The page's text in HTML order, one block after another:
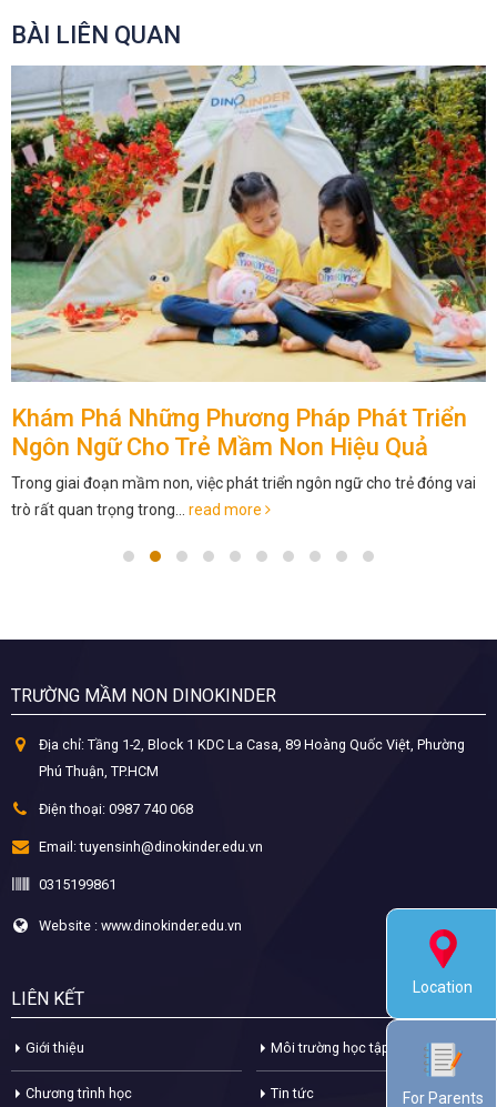
BÀI LIÊN QUAN
Khám Phá Những Phương Pháp Phát Triển
Ngôn Ngữ Cho Trẻ Mầm Non Hiệu Quả
Trong giai đoạn mầm non, việc phát triển ngôn ngữ cho trẻ đóng vai
trò rất quan trọng trong... read more
TRƯỜNG MẦM NON DINOKINDER
Địa chỉ: Tầng 1-2, Block 1 KDC La Casa, 89 Hoàng Quốc Việt, Phường
Phú Thuận, TP.HCM
Điện thoại: 0987 740 068
Email: tuyensinh@dinokinder.edu.vn
0315199861
Website : www.dinokinder.edu.vn
LIÊN KẾT
Giới thiệu
Chương trình học
Môi trường học tập
Tin tức
Location
For Parents